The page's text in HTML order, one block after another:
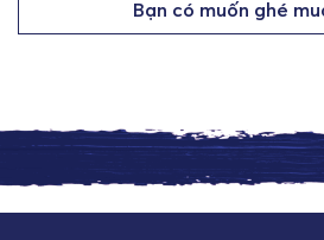
Bạn có muốn ghé